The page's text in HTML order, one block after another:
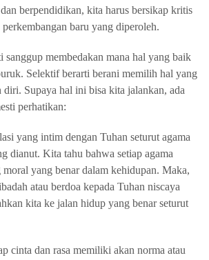
berpendidikan, kita harus bersikap kritis
baru yang diperoleh.
sanggup membedakan mana hal yang baik
Selektif berarti berani memilih hal yang
Supaya hal ini bisa kita jalankan, ada
perhatikan:
yang intim dengan Tuhan seturut agama
dianut. Kita tahu bahwa setiap agama
moral yang benar dalam kehidupan. Maka,
atau berdoa kepada Tuhan niscaya
kita ke jalan hidup yang benar seturut
cinta dan rasa memiliki akan norma atau